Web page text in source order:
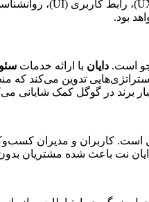
بود.
است. دایان با ارائه خدمات
استراتژی‌هایی تدوین
برند در گوگل کمک شایانی
نت باعث شده مشتریان